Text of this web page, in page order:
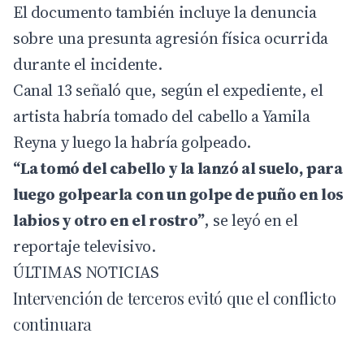
El documento también incluye la denuncia
sobre una presunta agresión física ocurrida
durante el incidente.
Canal 13 señaló que, según el expediente, el
artista habría tomado del cabello a Yamila
Reyna y luego la habría golpeado.
“La tomó del cabello y la lanzó al suelo, para
luego golpearla con un golpe de puño en los
labios y otro en el rostro”, se leyó en el
reportaje televisivo.
ÚLTIMAS NOTICIAS
Intervención de terceros evitó que el conflicto
continuara